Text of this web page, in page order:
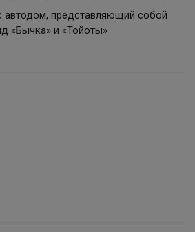
автодом, представляющий собой
«Бычка» и «Тойоты»